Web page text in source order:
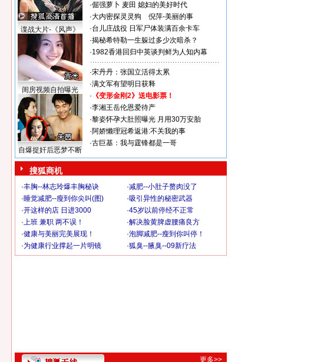
谍战大片-《风声》
闺房视频自拍曝光
自爆捉奸后恶梦不断
·倔强萝卜 麦田 媳妇的美好时代
·大内密探灵灵狗
倪萍-美丽的事
·台儿庄战役 日军尸体装满百余卡车
·揭秘希特勒一生躲过多少次暗杀？
·1982香港回归中英谈判鲜为人知内幕
·宋丹丹：张国立活得太累
·满文军有望明日获释
· 《变形金刚2》送电影票！
·李湘王岳伦恩爱待产
·黎姿怀孕大肚照曝光 月用30万安胎
·阿娇懒理冠希返港:不关我的事
·古巨基：我与霆锋都是一哥
搜狐商机
·丰胸--林志玲爆丰胸秘诀 ·减肥--小肚子赘肉没了
·睡觉减肥--瘦到你尖叫(图) ·吸引异性的秘密武器
·开这样的店 日进3000 ·45岁以前停经不正常
·上班 兼职 两不误！ ·解决脸黄脾虚腰痛良方
·健康与美丽完美展现！ ·泡脚减肥--瘦到你叫停！
·为健康行业撑起一片明镜 ·狐臭--腋臭--09新疗法
更多>>